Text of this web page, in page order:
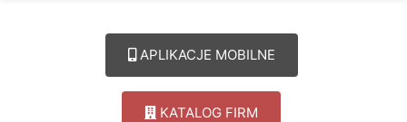
APLIKACJE MOBILNE
KATALOG FIRM